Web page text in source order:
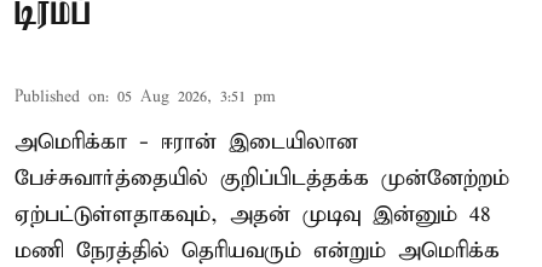
டிரம்ப்
Published on: 05 Aug 2026, 3:51 pm
அமெரிக்கா - ஈரான் இடையிலான
பேச்சுவார்த்தையில் குறிப்பிடத்தக்க முன்னேற்றம்
ஏற்பட்டுள்ளதாகவும், அதன் முடிவு இன்னும் 48
மணி நேரத்தில் தெரியவரும் என்றும் அமெரிக்க